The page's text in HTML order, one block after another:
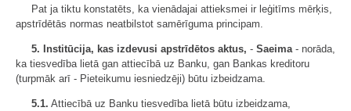
Pat ja tiktu konstatēts, ka vienādajai attieksmei ir leģitīms mērķis,
apstrīdētās normas neatbilstot samērīguma principam.
5. Institūcija, kas izdevusi apstrīdētos aktus, - Saeima - norāda,
ka tiesvedība lietā gan attiecībā uz Banku, gan Bankas kreditoru
(turpmāk arī - Pieteikumu iesniedzēji) būtu izbeidzama.
5.1. Attiecībā uz Banku tiesvedība lietā būtu izbeidzama,